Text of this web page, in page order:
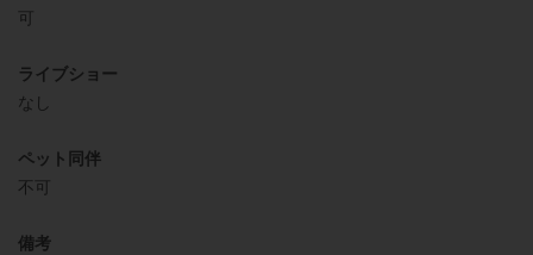
可
ライブショー
なし
ペット同伴
不可
備考